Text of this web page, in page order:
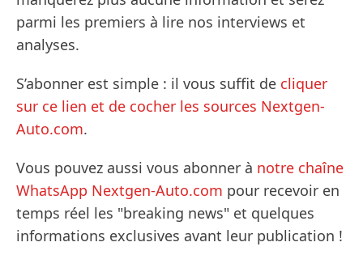
parmi les premiers à lire nos interviews et
analyses.
S’abonner est simple : il vous suffit de cliquer
sur ce lien et de cocher les sources Nextgen-
Auto.com.
Vous pouvez aussi vous abonner à notre chaîne
WhatsApp Nextgen-Auto.com pour recevoir en
temps réel les "breaking news" et quelques
informations exclusives avant leur publication !